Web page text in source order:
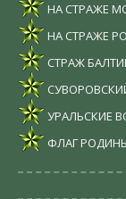
НА СТРАЖЕ
НА СТРАЖЕ
СТРАЖ
УРАЛЬСКИЕ
ФЛАГ